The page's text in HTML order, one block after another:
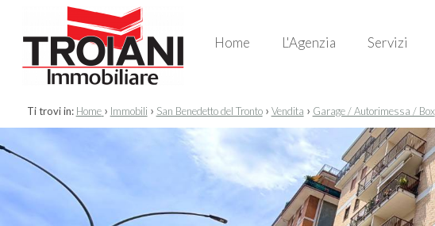
Home L'Agenzia Servizi
Ti trovi in: Home › Immobili › San Benedetto del Tronto › Vendita › Garage / Autorimessa / Box